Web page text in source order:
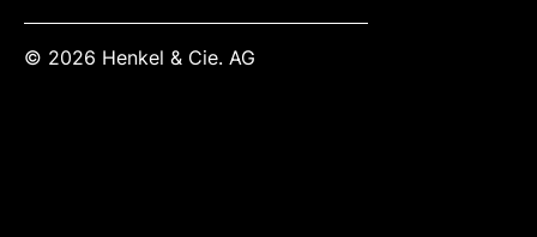
© 2026 Henkel & Cie. AG